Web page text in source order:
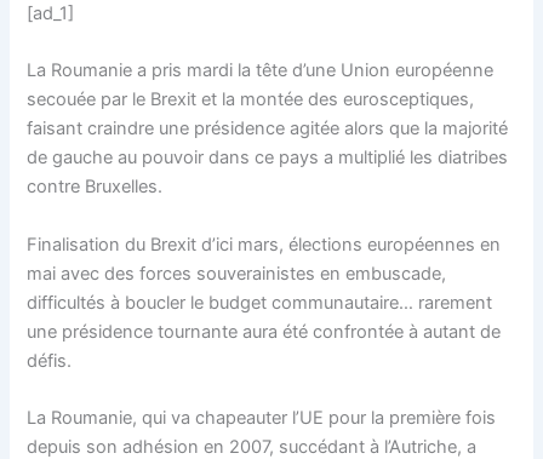
[ad_1]
La Roumanie a pris mardi la tête d’une Union européenne
secouée par le Brexit et la montée des eurosceptiques,
faisant craindre une présidence agitée alors que la majorité
de gauche au pouvoir dans ce pays a multiplié les diatribes
contre Bruxelles.
Finalisation du Brexit d’ici mars, élections européennes en
mai avec des forces souverainistes en embuscade,
difficultés à boucler le budget communautaire… rarement
une présidence tournante aura été confrontée à autant de
défis.
La Roumanie, qui va chapeauter l’UE pour la première fois
depuis son adhésion en 2007, succédant à l’Autriche, a